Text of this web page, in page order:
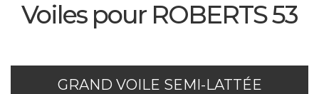
Voiles pour ROBERTS 53
GRAND VOILE SEMI-LATTÉE